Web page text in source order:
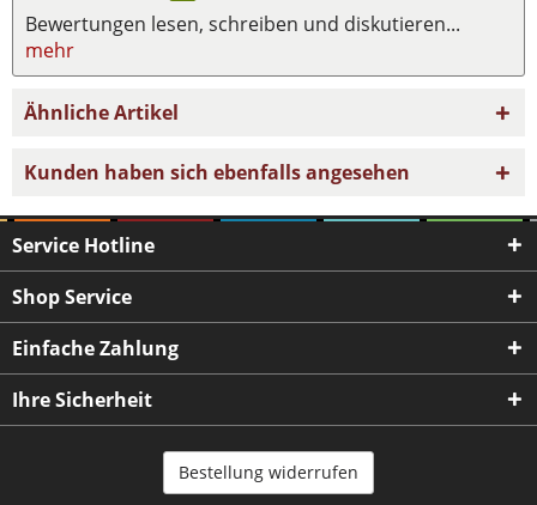
Bewertungen lesen, schreiben und diskutieren...
mehr
Ähnliche Artikel
Kunden haben sich ebenfalls angesehen
Service Hotline
Shop Service
Einfache Zahlung
Ihre Sicherheit
Bestellung widerrufen